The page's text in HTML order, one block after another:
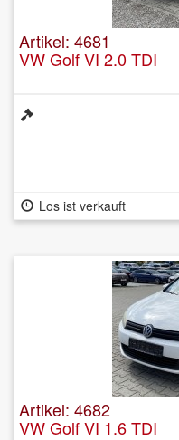
Artikel: 4681
VW Golf VI 2.0 TDI
Los ist verkauft
Artikel: 4682
VW Golf VI 1.6 TDI